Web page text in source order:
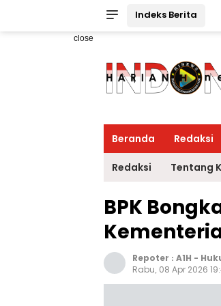
Indeks Berita
close
Beranda Redaksi
Redaksi Tentang
BPK
Repoter : A1H -
Rabu, 08 Apr 2026